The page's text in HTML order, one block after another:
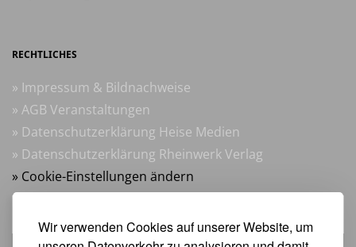
Wir verwenden Cookies auf unserer Website, um
RECHTLICHES
» Impressum & Bildnachweise
» AGB Veranstaltungen
» Datenschutzerklärung Heise Medien
» Datenschutzerklärung Rheinwerk Verlag
» Cookie-Einstellungen ändern